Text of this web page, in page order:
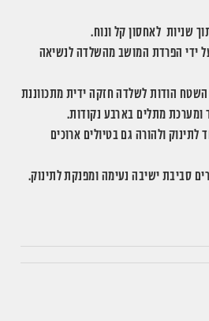
שניות לאחסון קל ונוח.
ידי הפרדת המושב מהשלדה לנשיאה
השטח הודות לשלדה חזקה ידית מתכווננת
ומערכת מתלים בארבע נקודות.
ולהורה גם בטיולים ארוכים
סביבת ישיבה נעימה ומפנקת לתינוק.